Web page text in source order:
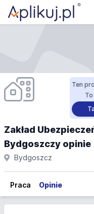
Ten
Zakład
Bydgoszczy opinie
Bydgoszcz
Praca Opinie